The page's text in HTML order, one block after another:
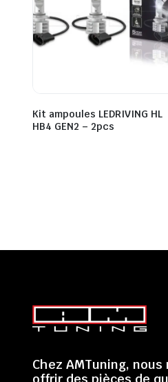
Kit ampoules LEDRIVING HL
HB4 GEN2 – 2pcs
Chez AMTuning,